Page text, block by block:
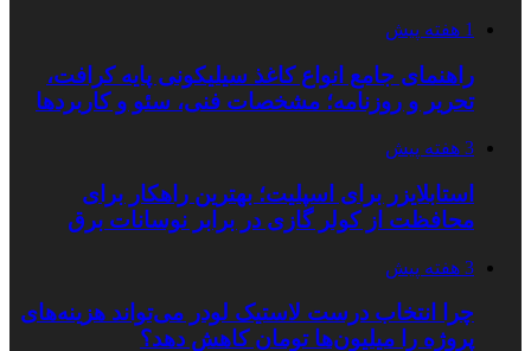
1 هفته پیش
راهنمای جامع انواع کاغذ سیلیکونی پایه کرافت،
تحریر و روزنامه؛ مشخصات فنی، سئو و کاربردها
3 هفته پیش
استابلایزر برای اسپلیت؛ بهترین راهکار برای
محافظت از کولر گازی در برابر نوسانات برق
3 هفته پیش
چرا انتخاب درست لاستیک لودر می‌تواند هزینه‌های
پروژه را میلیون‌ها تومان کاهش دهد؟